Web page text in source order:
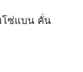
โซ่แบน คั่น